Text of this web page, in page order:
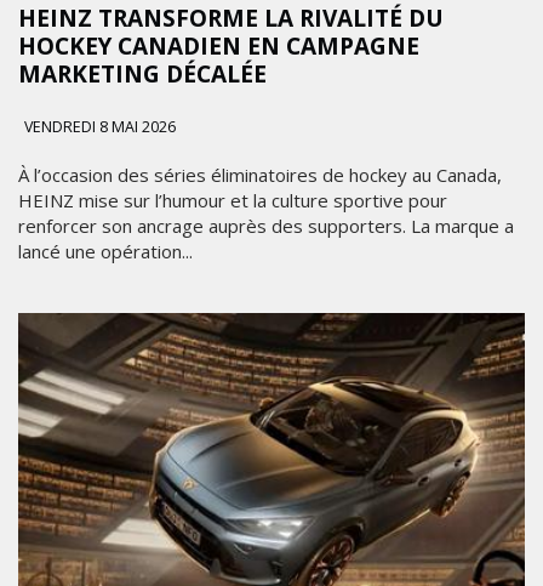
HEINZ TRANSFORME LA RIVALITÉ DU
HOCKEY CANADIEN EN CAMPAGNE
MARKETING DÉCALÉE
VENDREDI 8 MAI 2026
À l’occasion des séries éliminatoires de hockey au Canada,
HEINZ mise sur l’humour et la culture sportive pour
renforcer son ancrage auprès des supporters. La marque a
lancé une opération...